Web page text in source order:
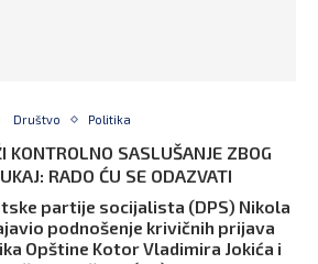
Društvo Politika
KONTROLNO SASLUŠANJE ZBOG
RADO ĆU SE ODAZVATI
partije socijalista (DPS) Nikola
podnošenje krivičnih prijava
Opštine Kotor Vladimira Jokića i